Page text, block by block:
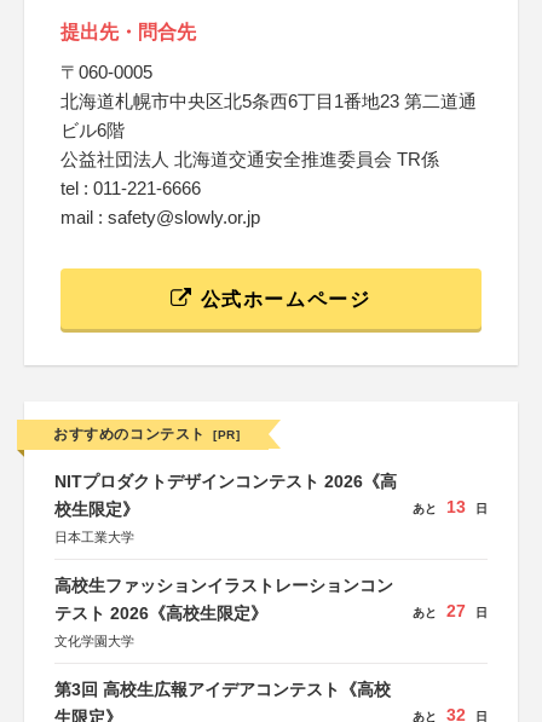
提出先・問合先
〒060-0005
北海道札幌市中央区北5条西6丁目1番地23 第二道通
ビル6階
公益社団法人 北海道交通安全推進委員会 TR係
tel : 011-221-6666
mail : safety@slowly.or.jp
公式ホームページ
おすすめのコンテスト [PR]
NITプロダクトデザインコンテスト 2026《高
校生限定》
日本工業大学
あと 13 日
高校生ファッションイラストレーションコン
テスト 2026《高校生限定》
文化学園大学
あと 27 日
第3回 高校生広報アイデアコンテスト《高校
生限定》
あと 32 日